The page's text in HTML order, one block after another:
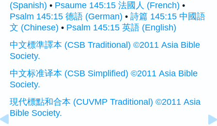
(Spanish) • Psaume 145:15 法國人 (French) •
Psalm 145:15 德語 (German) • 詩篇 145:15 中國語
文 (Chinese) • Psalm 145:15 英語 (English)
中文標準譯本 (CSB Traditional) ©2011 Asia Bible
Society.
中文标准译本 (CSB Simplified) ©2011 Asia Bible
Society.
現代標點和合本 (CUVMP Traditional) ©2011 Asia
Bible Society.